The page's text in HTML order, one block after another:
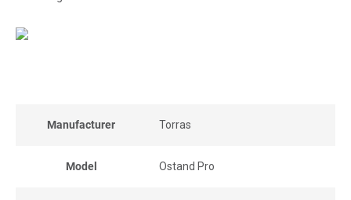
Manufacturer Torras
Model Ostand Pro